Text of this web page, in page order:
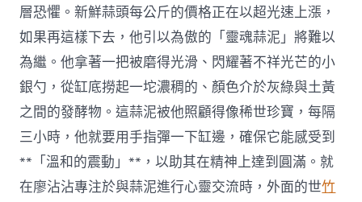
層恐懼。新鮮蒜頭每公斤的價格正在以超光速上漲，
如果再這樣下去，他引以為傲的「靈魂蒜泥」將難以
為繼。他拿著一把被磨得光滑、閃耀著不祥光芒的小
銀勺，從缸底撈起一坨濃稠的、顏色介於灰綠與土黃
之間的發酵物。這蒜泥被他照顧得像稀世珍寶，每隔
三小時，他就要用手指彈一下缸邊，確保它能感受到
**「溫和的震動」**，以助其在精神上達到圓滿。就
在廖沾沾專注於與蒜泥進行心靈交流時，外面的世竹